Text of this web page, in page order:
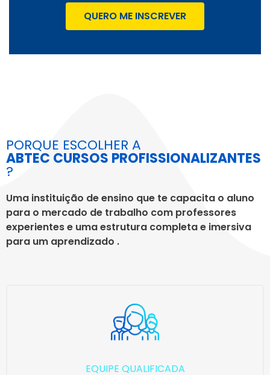
QUERO ME INSCREVER
PORQUE ESCOLHER A
ABTEC CURSOS PROFISSIONALIZANTES
?
Uma instituição de ensino que te capacita o aluno
para o mercado de trabalho com professores
experientes e uma estrutura completa e imersiva
para um aprendizado .
EQUIPE QUALIFICADA